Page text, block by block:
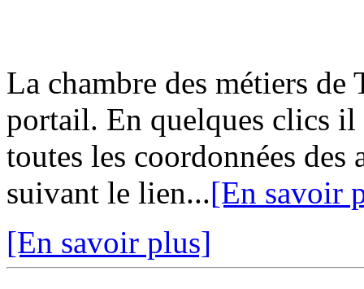
La chambre des métiers de
portail. En quelques clics il
toutes les coordonnées des
suivant le lien...[En savoir
[En savoir plus]